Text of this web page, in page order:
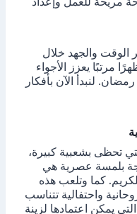
الوقت والجهد خلال
مرتبًا يعزز الأجواء
لنبدأ الآن بأفكار
تحظى بشعبية كبيرة،
بلمسة عصرية هي
كما وتلعب هذه
واحتفالية تتناسب
يمكن اعتمادها لزينة